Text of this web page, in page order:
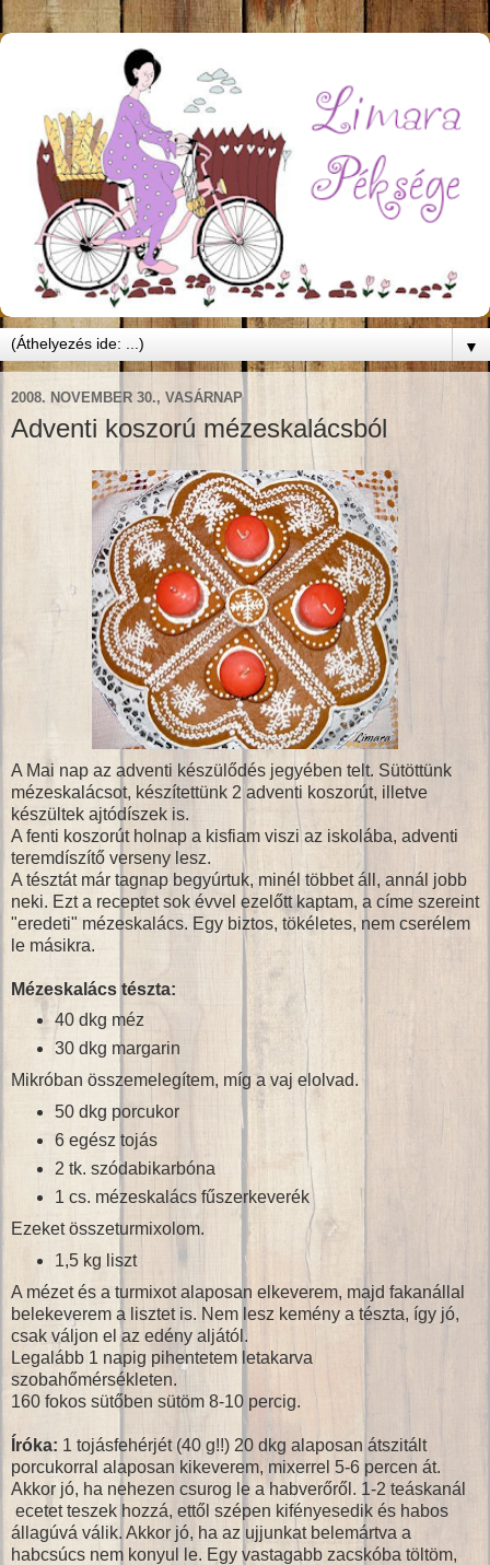
▼
2008. NOVEMBER 30., VASÁRNAP
Adventi koszorú mézeskalácsból
A Mai nap az adventi készülődés jegyében telt. Sütöttünk
mézeskalácsot, készítettünk 2 adventi koszorút, illetve
készültek ajtódíszek is.
A fenti koszorút holnap a kisfiam viszi az iskolába, adventi
teremdíszítő verseny lesz.
A tésztát már tagnap begyúrtuk, minél többet áll, annál jobb
neki. Ezt a receptet sok évvel ezelőtt kaptam, a címe szereint
"eredeti" mézeskalács. Egy biztos, tökéletes, nem cserélem
le másikra.
Mézeskalács tészta:
40 dkg méz
30 dkg margarin
Mikróban összemelegítem, míg a vaj elolvad.
50 dkg porcukor
6 egész tojás
2 tk. szódabikarbóna
1 cs. mézeskalács fűszerkeverék
Ezeket összeturmixolom.
1,5 kg liszt
A mézet és a turmixot alaposan elkeverem, majd fakanállal
belekeverem a lisztet is. Nem lesz kemény a tészta, így jó,
csak váljon el az edény aljától.
Legalább 1 napig pihentetem letakarva
szobahőmérsékleten.
160 fokos sütőben sütöm 8-10 percig.
Íróka: 1 tojásfehérjét (40 g!!) 20 dkg alaposan átszitált
porcukorral alaposan kikeverem, mixerrel 5-6 percen át.
Akkor jó, ha nehezen csurog le a habverőről. 1-2 teáskanál
ecetet teszek hozzá, ettől szépen kifényesedik és habos
állagúvá válik. Akkor jó, ha az ujjunkat belemártva a
habcsúcs nem konyul le. Egy vastagabb zacskóba töltöm,